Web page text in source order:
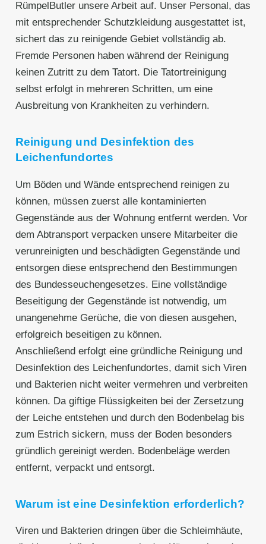
RümpelButler unsere Arbeit auf. Unser Personal, das
mit entsprechender Schutzkleidung ausgestattet ist,
sichert das zu reinigende Gebiet vollständig ab.
Fremde Personen haben während der Reinigung
keinen Zutritt zu dem Tatort. Die Tatortreinigung
selbst erfolgt in mehreren Schritten, um eine
Ausbreitung von Krankheiten zu verhindern.
Reinigung und Desinfektion des
Leichenfundortes
Um Böden und Wände entsprechend reinigen zu
können, müssen zuerst alle kontaminierten
Gegenstände aus der Wohnung entfernt werden. Vor
dem Abtransport verpacken unsere Mitarbeiter die
verunreinigten und beschädigten Gegenstände und
entsorgen diese entsprechend den Bestimmungen
des Bundesseuchengesetzes. Eine vollständige
Beseitigung der Gegenstände ist notwendig, um
unangenehme Gerüche, die von diesen ausgehen,
erfolgreich beseitigen zu können.
Anschließend erfolgt eine gründliche Reinigung und
Desinfektion des Leichenfundortes, damit sich Viren
und Bakterien nicht weiter vermehren und verbreiten
können. Da giftige Flüssigkeiten bei der Zersetzung
der Leiche entstehen und durch den Bodenbelag bis
zum Estrich sickern, muss der Boden besonders
gründlich gereinigt werden. Bodenbeläge werden
entfernt, verpackt und entsorgt.
Warum ist eine Desinfektion erforderlich?
Viren und Bakterien dringen über die Schleimhäute,